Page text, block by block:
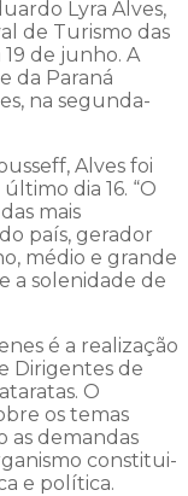
Lyra Alves,
de Turismo das
19 de junho. A
da Paraná
na segunda-
Alves foi
dia 16. “O
mais
país, gerador
médio e grande
a solenidade de
é a realização
Dirigentes de
O
os temas
as demandas
constitui-
e política.